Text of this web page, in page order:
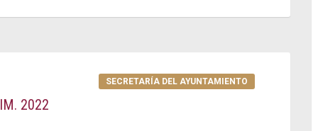
SECRETARÍA DEL AYUNTAMIENTO
2022